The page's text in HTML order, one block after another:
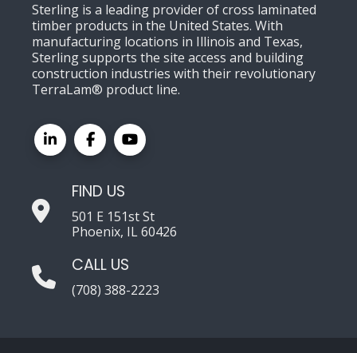
Sterling is a leading provider of cross laminated
timber products in the United States. With
manufacturing locations in Illinois and Texas,
Sterling supports the site access and building
construction industries with their revolutionary
TerraLam® product line.
FIND US
501 E 151st St
Phoenix, IL 60426
CALL US
(708) 388-2223